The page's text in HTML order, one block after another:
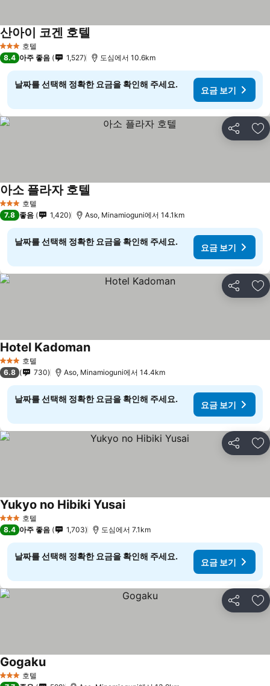
3 성급 호텔
산아이 코겐 호텔
8.4 아주 좋음 1,527 도심에서 10.6km
날짜를 선택해 정확한 요금을 확인해 주세요.
요금 보기
공유 즐
3 성급 호텔
아소 플라자 호텔
7.8 좋음 1,420 Aso, Minamioguni에서 14.1km
날짜를 선택해 정확한 요금을 확인해 주세요.
요금 보기
공유 즐
3 성급 호텔
Hotel Kadoman
6.8 730 Aso, Minamioguni에서 14.4km
날짜를 선택해 정확한 요금을 확인해 주세요.
요금 보기
공유 즐
3 성급 호텔
Yukyo no Hibiki Yusai
8.4 아주 좋음 1,703 도심에서 7.1km
날짜를 선택해 정확한 요금을 확인해 주세요.
요금 보기
공유 즐
3 성급 호텔
Gogaku